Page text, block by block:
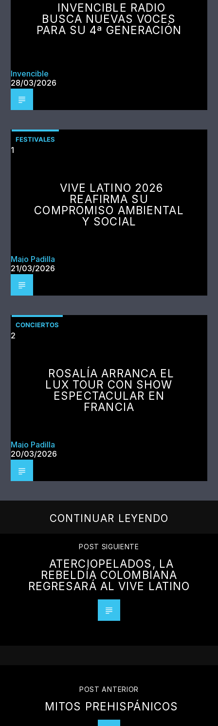
INVENCIBLE RADIO
BUSCA NUEVAS VOCES
PARA SU 4ª GENERACIÓN
Invencible
28/03/2026
FESTIVALES
1
VIVE LATINO 2026
REAFIRMA SU
COMPROMISO AMBIENTAL
Y SOCIAL
Majo Padilla
21/03/2026
CONCIERTOS
2
ROSALÍA ARRANCA EL
LUX TOUR CON SHOW
ESPECTACULAR EN
FRANCIA
Majo Padilla
20/03/2026
CONTINUAR LEYENDO
POST SIGUIENTE
ATERCIOPELADOS, LA
REBELDÍA COLOMBIANA
REGRESARÁ AL VIVE LATINO
POST ANTERIOR
MITOS PREHISPÁNICOS